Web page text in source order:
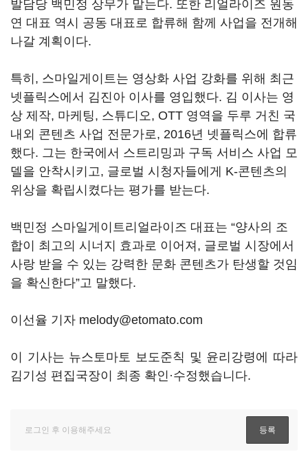
발담당 백민정 상무가 맡는다. 또한 리얼라이즈 원동
연 대표 역시 공동 대표로 합류해 함께 사업을 전개해
나갈 계획이다.
특히, 스마일게이트는 영상화 사업 강화를 위해 최근
넷플릭스에서 김진아 이사를 영입했다. 김 이사는 영
상 제작, 마케팅, 스튜디오, OTT 영역을 두루 거친 국
내외 콘텐츠 사업 전문가로, 2016년 넷플릭스에 합류
했다. 그는 한국에서 스트리밍과 구독 서비스 사업 모
델을 안착시키고, 글로벌 시청자들에게 K-콘텐츠의
위상을 확립시켰다는 평가를 받는다.
백민정 스마일게이트리얼라이즈 대표는 “양사의 조
합이 최고의 시너지 효과로 이어져, 글로벌 시장에서
사랑 받을 수 있는 강력한 문화 콘텐츠가 탄생할 것임
을 확신한다”고 말했다.
이선율 기자 melody@etomato.com
이 기사는 뉴스토마토 보도준칙 및 윤리강령에 따라
김기성 편집국장이 최종 확인·수정했습니다.